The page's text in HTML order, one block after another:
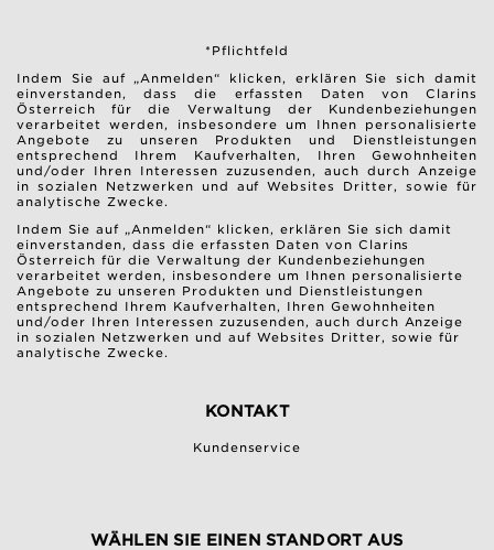
*Pflichtfeld
Indem Sie auf „Anmelden“ klicken, erklären Sie sich damit
einverstanden, dass die erfassten Daten von Clarins
Österreich für die Verwaltung der Kundenbeziehungen
verarbeitet werden, insbesondere um Ihnen personalisierte
Angebote zu unseren Produkten und Dienstleistungen
entsprechend Ihrem Kaufverhalten, Ihren Gewohnheiten
und/oder Ihren Interessen zuzusenden, auch durch Anzeige
in sozialen Netzwerken und auf Websites Dritter, sowie für
analytische Zwecke.
Indem Sie auf „Anmelden“ klicken, erklären Sie sich damit
einverstanden, dass die erfassten Daten von Clarins
Österreich für die Verwaltung der Kundenbeziehungen
verarbeitet werden, insbesondere um Ihnen personalisierte
Angebote zu unseren Produkten und Dienstleistungen
entsprechend Ihrem Kaufverhalten, Ihren Gewohnheiten
und/oder Ihren Interessen zuzusenden, auch durch Anzeige
in sozialen Netzwerken und auf Websites Dritter, sowie für
analytische Zwecke.
KONTAKT
Kundenservice
WÄHLEN SIE EINEN STANDORT AUS